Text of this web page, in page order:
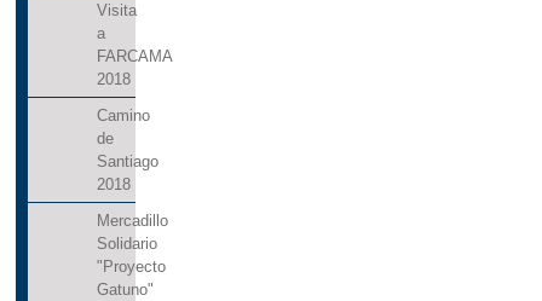
Visita
a
FARCAMA
2018
Camino
de
Santiago
2018
Mercadillo
Solidario
"Proyecto
Gatuno"